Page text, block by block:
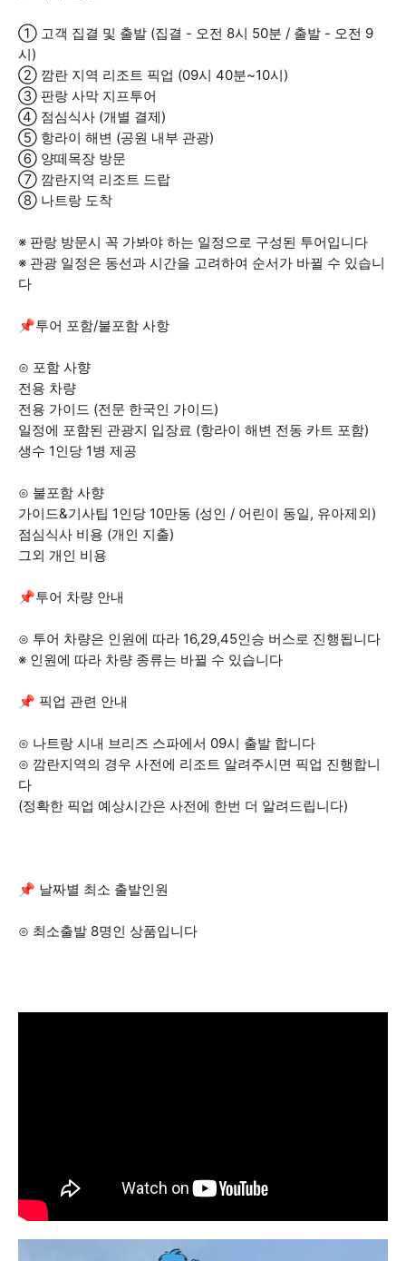
① 고객 집결 및 출발 (집결 - 오전 8시 50분 / 출발 - 오전 9
시)
② 깜란 지역 리조트 픽업 (09시 40분~10시)
③ 판랑 사막 지프투어
④ 점심식사 (개별 결제)
⑤ 항라이 해변 (공원 내부 관광)
⑥ 양떼목장 방문
⑦ 깜란지역 리조트 드랍
⑧ 나트랑 도착
※ 판랑 방문시 꼭 가봐야 하는 일정으로 구성된 투어입니다
※ 관광 일정은 동선과 시간을 고려하여 순서가 바뀔 수 있습니
다
📌투어 포함/불포함 사항
⊙ 포함 사향
전용 차량
전용 가이드 (전문 한국인 가이드)
일정에 포함된 관광지 입장료 (항라이 해변 전동 카트 포함)
생수 1인당 1병 제공
⊙ 불포함 사향
가이드&기사팁 1인당 10만동 (성인 / 어린이 동일, 유아제외)
점심식사 비용 (개인 지출)
그외 개인 비용
📌투어 차량 안내
⊙ 투어 차량은 인원에 따라 16,29,45인승 버스로 진행됩니다
※ 인원에 따라 차량 종류는 바뀔 수 있습니다
📌 픽업 관련 안내
⊙ 나트랑 시내 브리즈 스파에서 09시 출발 합니다
⊙ 깜란지역의 경우 사전에 리조트 알려주시면 픽업 진행합니
다
(정확한 픽업 예상시간은 사전에 한번 더 알려드립니다)
📌 날짜별 최소 출발인원
⊙ 최소출발 8명인 상품입니다